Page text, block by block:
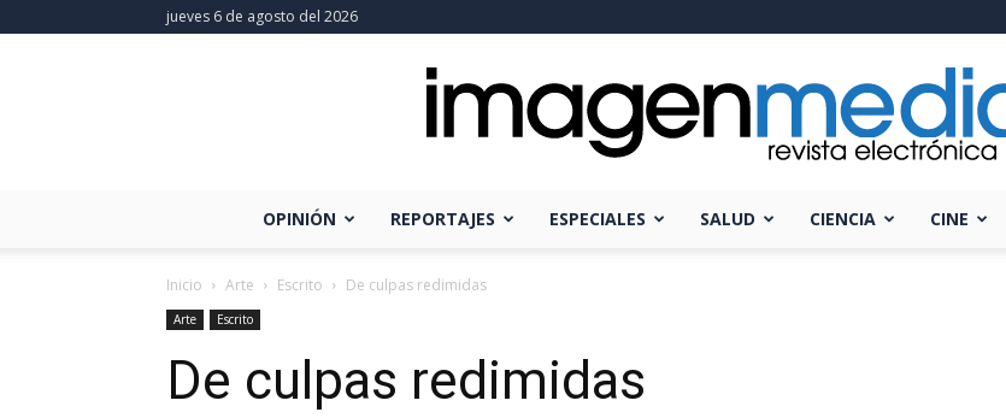
jueves 6 de agosto del 2026
OPINIÓN REPORTAJES ESPECIALES SALUD CIENCIA CINE
Inicio Arte Escrito De culpas redimidas
Arte Escrito
De culpas redimidas